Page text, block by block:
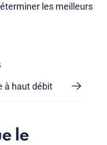
les meilleurs
à haut débit
le